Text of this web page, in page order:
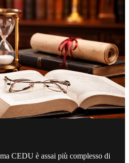
CEDU è assai più complesso di